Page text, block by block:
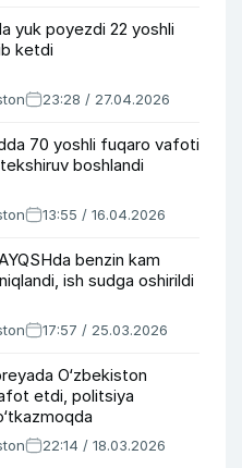
yuk poyezdi 22 yoshli
ketdi
23:28 / 27.04.2026
70 yoshli fuqaro vafoti
boshlandi
13:55 / 16.04.2026
benzin kam
ish sudga oshirildi
17:57 / 25.03.2026
O‘zbekiston
etdi, politsiya
22:14 / 18.03.2026